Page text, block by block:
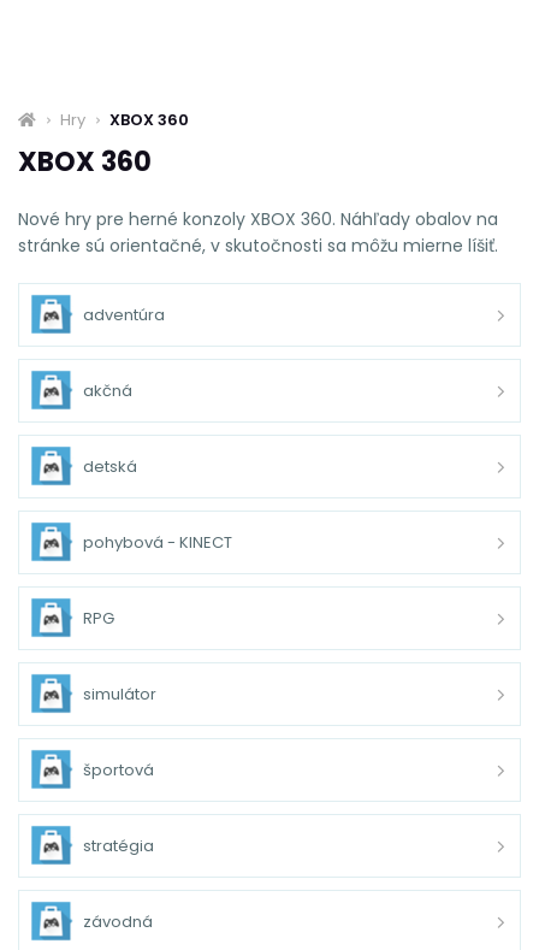
Hry XBOX 360
XBOX 360
Nové hry pre herné konzoly XBOX 360. Náhľady obalov na
stránke sú orientačné, v skutočnosti sa môžu mierne líšiť.
adventúra
akčná
detská
pohybová - KINECT
RPG
simulátor
športová
stratégia
závodná